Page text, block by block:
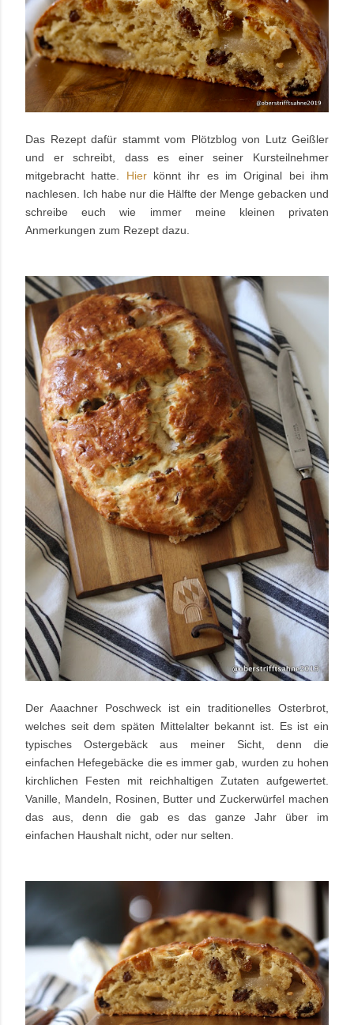
Das Rezept dafür stammt vom Plötzblog von Lutz Geißler
und er schreibt, dass es einer seiner Kursteilnehmer
mitgebracht hatte. Hier könnt ihr es im Original bei ihm
nachlesen. Ich habe nur die Hälfte der Menge gebacken und
schreibe euch wie immer meine kleinen privaten
Anmerkungen zum Rezept dazu.
Der Aaachner Poschweck ist ein traditionelles Osterbrot,
welches seit dem späten Mittelalter bekannt ist. Es ist ein
typisches Ostergebäck aus meiner Sicht, denn die
einfachen Hefegebäcke die es immer gab, wurden zu hohen
kirchlichen Festen mit reichhaltigen Zutaten aufgewertet.
Vanille, Mandeln, Rosinen, Butter und Zuckerwürfel machen
das aus, denn die gab es das ganze Jahr über im
einfachen Haushalt nicht, oder nur selten.